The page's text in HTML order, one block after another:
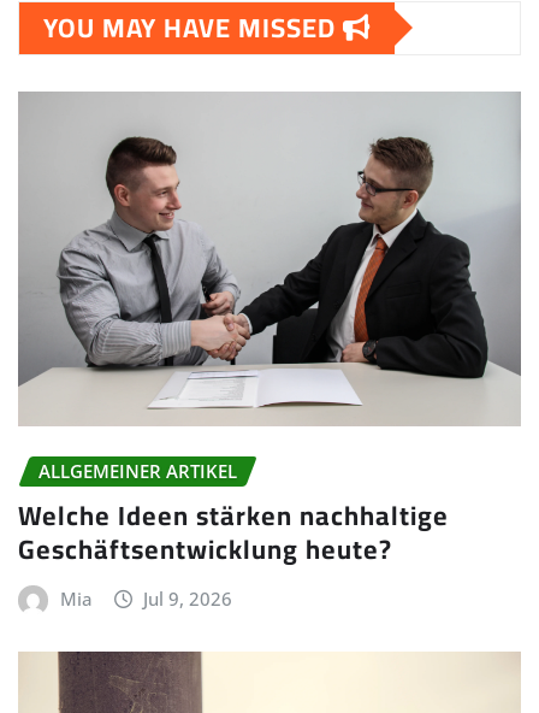
YOU MAY HAVE MISSED
ALLGEMEINER ARTIKEL
Welche Ideen stärken nachhaltige
Geschäftsentwicklung heute?
Mia Jul 9, 2026